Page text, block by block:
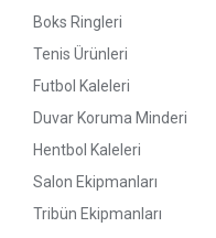
Boks Ringleri
Tenis Ürünleri
Futbol Kaleleri
Duvar Koruma Minderi
Hentbol Kaleleri
Salon Ekipmanları
Tribün Ekipmanları